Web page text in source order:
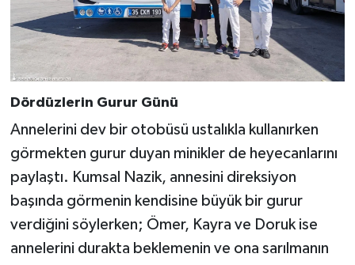
Dördüzlerin Gurur Günü
Annelerini dev bir otobüsü ustalıkla kullanırken
görmekten gurur duyan minikler de heyecanlarını
paylaştı. Kumsal Nazik, annesini direksiyon
başında görmenin kendisine büyük bir gurur
verdiğini söylerken; Ömer, Kayra ve Doruk ise
annelerini durakta beklemenin ve ona sarılmanın